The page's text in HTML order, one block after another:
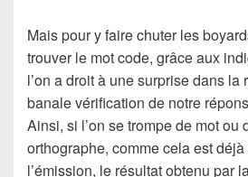
Mais pour y faire chuter les
trouver le mot code, grâce aux
l’on a droit à une surprise dans
banale vérification de notre
Ainsi, si l’on se trompe de mot ou
orthographe, comme cela est
l’émission, le résultat obtenu par